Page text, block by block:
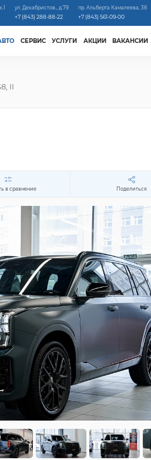
ул. Декабристов., д.79
+7 (843) 288-88-22
пр. Альберта Камалеева, 38
+7 (843) 561-09-00
СЕРВИС УСЛУГИ АКЦИИ ВАКАНСИИ
II
в сравнение Поделиться